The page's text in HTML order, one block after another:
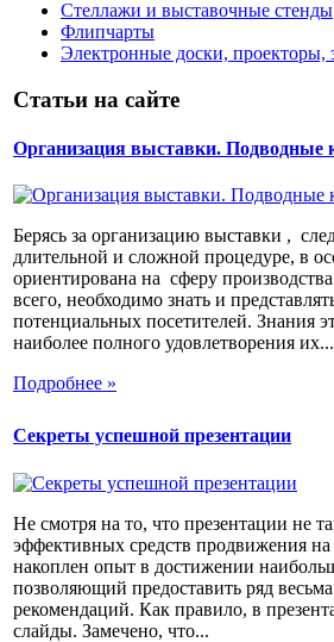
Стеллажи и выставочные стенды
Флипчарты
Электронные доски, проекторы,
Статьи на сайте
Организация выставки. Подводные
Берясь за организацию выставки ,
длительной и сложной процедуре, в
ориентирована на сферу
всего, необходимо знать и
потенциальных посетителей. Знания
наиболее полного удовлетворения их...
Подробнее »
Секреты успешной презентации
Не смотря на то, что презентации не
эффективных средств продвижения на
накоплен опыт в достижении
позволяющий предоставить ряд
рекомендаций. Как правило, в
слайды. Замечено, что...